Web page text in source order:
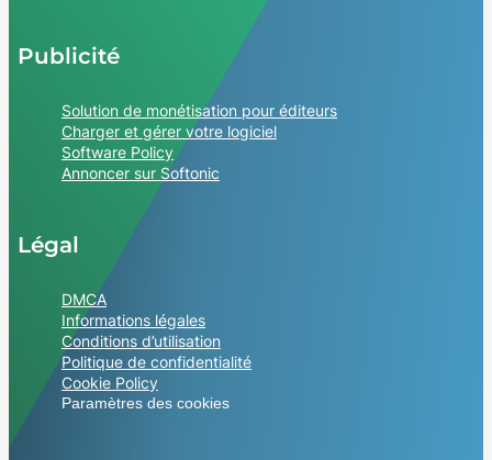
Publicité
Solution de monétisation pour éditeurs
Charger et gérer votre logiciel
Software Policy
Annoncer sur Softonic
Légal
DMCA
Informations légales
Conditions d’utilisation
Politique de confidentialité
Cookie Policy
Paramètres des cookies